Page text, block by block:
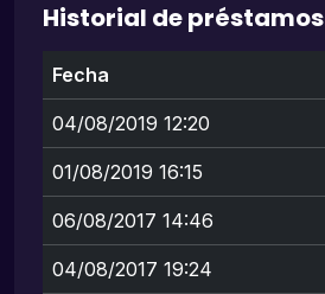
Historial de préstamos
Fecha
04/08/2019 12:20
01/08/2019 16:15
06/08/2017 14:46
04/08/2017 19:24